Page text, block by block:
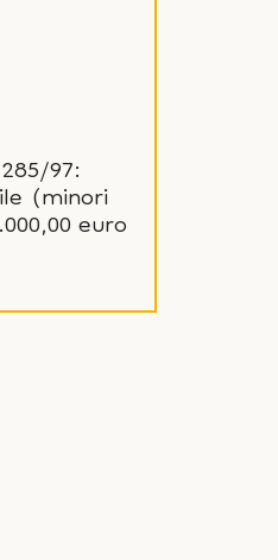
97:
(minori
euro